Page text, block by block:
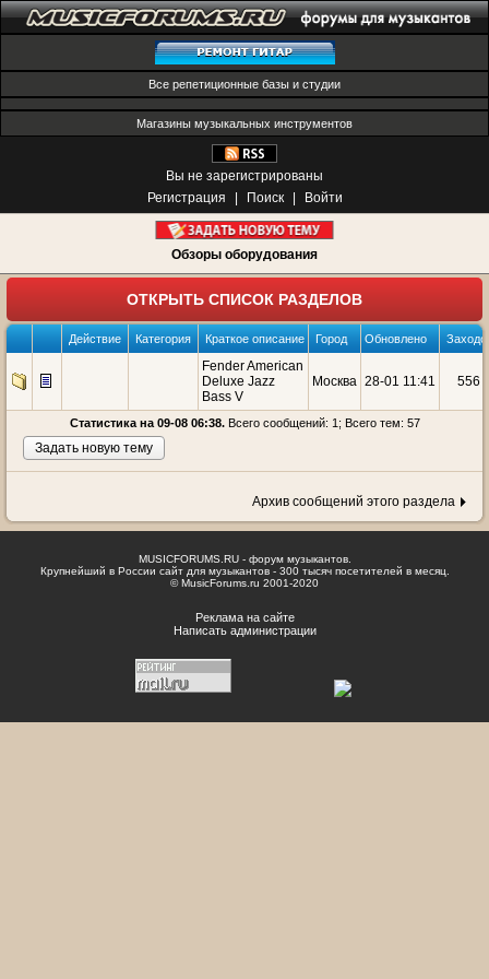
Все репетиционные базы и студии
Магазины музыкальных инструментов
Вы не зарегистрированы
Регистрация
Поиск Войти
Обзоры оборудования
ОТКРЫТЬ СПИСОК РАЗДЕЛОВ
Действие Категория Краткое описание Город Обновлено
Fender American
Deluxe Jazz
Bass V
Москва 28-01 11:41 556
Статистика на 09-08 06:38.Всего сообщений: 1; Всего тем: 57
Задать новую тему
Архив сообщений этого раздела
MUSICFORUMS.RU - форум музыкантов.
Крупнейший в России сайт для музыкантов - 300 тысяч посетителей в месяц.
© MusicForums.ru 2001-2020
Реклама на сайте
Написать администрации